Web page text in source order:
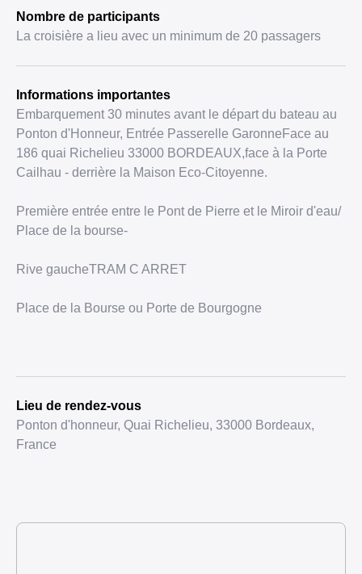
Nombre de participants
La croisière a lieu avec un minimum de 20 passagers
Informations importantes
Embarquement 30 minutes avant le départ du bateau au
Ponton d'Honneur, Entrée Passerelle GaronneFace au
186 quai Richelieu 33000 BORDEAUX,face à la Porte
Cailhau - derrière la Maison Eco-Citoyenne.
Première entrée entre le Pont de Pierre et le Miroir d'eau/
Place de la bourse-
Rive gaucheTRAM C ARRET
Place de la Bourse ou Porte de Bourgogne
Lieu de rendez-vous
Ponton d'honneur, Quai Richelieu, 33000 Bordeaux,
France